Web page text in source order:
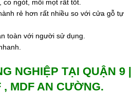
ngót, mối mọt rất tốt.
rẻ hơn rất nhiều so với cửa gỗ tự
toàn với người sử dụng.
NGHIỆP TẠI QUẬN 9 |
MDF AN CƯỜNG.